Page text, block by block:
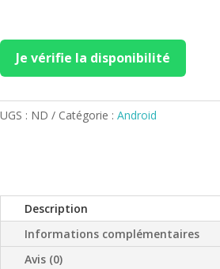
Je vérifie la disponibilité
UGS : ND Catégorie : Android
Description
Informations complémentaires
Avis (0)